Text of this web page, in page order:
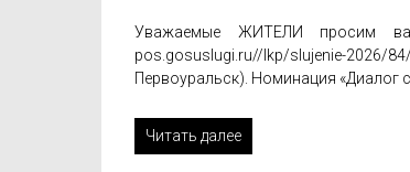
Уважаемые ЖИТЕЛИ просим
pos.gosuslugi.ru//lkp/slujenie-
Первоуральск). Номинация «Диалог
Читать далее